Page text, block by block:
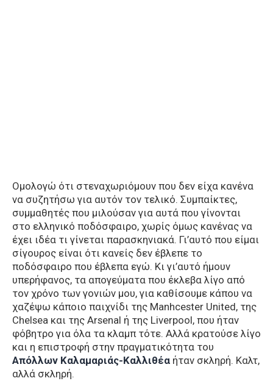
Ομολογώ ότι στεναχωριόμουν που δεν είχα κανένα
να συζητήσω για αυτόν τον τελικό. Συμπαίκτες,
συμμαθητές που μιλούσαν για αυτά που γίνονται
στο ελληνικό ποδόσφαιρο, χωρίς όμως κανένας να
έχει ιδέα τι γίνεται παρασκηνιακά. Γι’αυτό που είμαι
σίγουρος είναι ότι κανείς δεν έβλεπε το
ποδόσφαιρο που έβλεπα εγώ. Κι γι’αυτό ήμουν
υπερήφανος, τα απογεύματα που έκλεβα λίγο από
τον χρόνο των γονιών μου, για καθίσουμε κάπου να
χαζέψω κάποιο παιχνίδι της Manhcester United, της
Chelsea και της Arsenal ή της Liverpool, που ήταν
φόβητρο για όλα τα κλαμπ τότε. Αλλά κρατούσε λίγο
και η επιστροφή στην πραγματικότητα του
Απόλλων Καλαμαριάς-Καλλιθέα ήταν σκληρή. Καλτ,
αλλά σκληρή.